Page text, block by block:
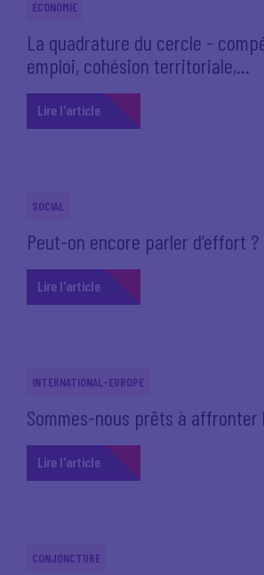
ÉCONOMIE
La quadrature du cercle -
emploi, cohésion territoriale,...
Lire l'article
SOCIAL
Peut-on encore parler d’effort ?
Lire l'article
INTERNATIONAL-EUROPE
Sommes-nous prêts à affronter
Lire l'article
CONJONCTURE